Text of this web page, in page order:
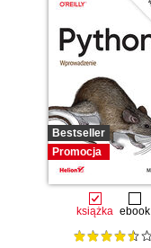
Bestseller
Promocja
książka ebook